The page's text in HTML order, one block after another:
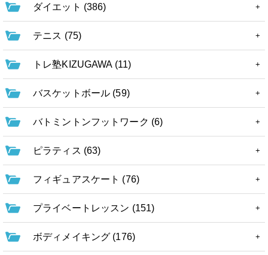
ダイエット (386)
テニス (75)
トレ塾KIZUGAWA (11)
バスケットボール (59)
バトミントンフットワーク (6)
ピラティス (63)
フィギュアスケート (76)
プライベートレッスン (151)
ボディメイキング (176)